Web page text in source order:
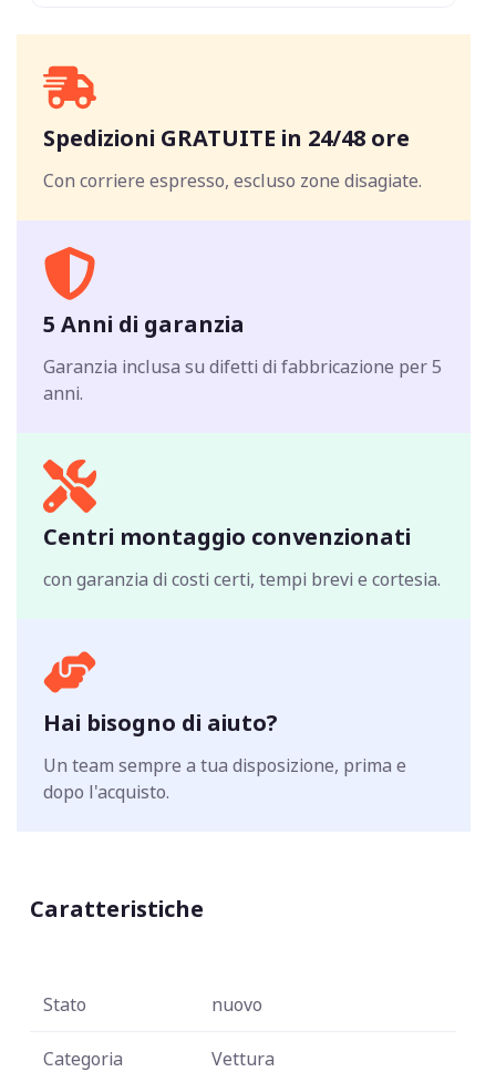
Spedizioni GRATUITE in 24/48 ore
Con corriere espresso, escluso zone disagiate.
5 Anni di garanzia
Garanzia inclusa su difetti di fabbricazione per 5
anni.
Centri montaggio convenzionati
con garanzia di costi certi, tempi brevi e cortesia.
Hai bisogno di aiuto?
Un team sempre a tua disposizione, prima e
dopo l'acquisto.
Caratteristiche
Stato nuovo
Categoria Vettura